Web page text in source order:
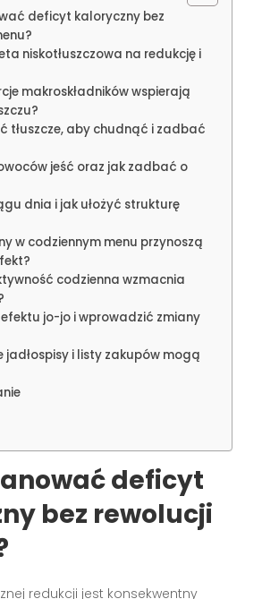
deficyt kaloryczny bez
niskotłuszczowa na redukcję i
makroskładników wspierają
tłuszcze, aby chudnąć i zadbać
jeść oraz jak zadbać o
dnia i jak ułożyć strukturę
w codziennym menu przynoszą
codzienna wzmacnia
jo-jo i wprowadzić zmiany
jadłospisy i listy zakupów mogą
deficyt
bez rewolucji
redukcji jest konsekwentny